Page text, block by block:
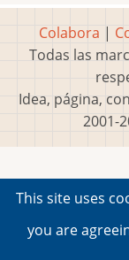
Colabora |
Todas las
Idea, página,
2001-
This site uses
you are